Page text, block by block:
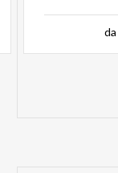
da